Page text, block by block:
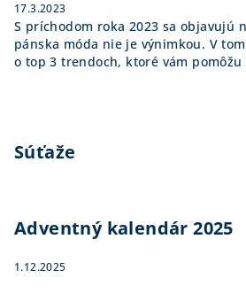
17.3.2023
S príchodom roka 2023 sa objavujú
pánska móda nie je výnimkou. V
o top 3 trendoch, ktoré vám pomôžu
Súťaže
Adventný kalendár 2025
1.12.2025